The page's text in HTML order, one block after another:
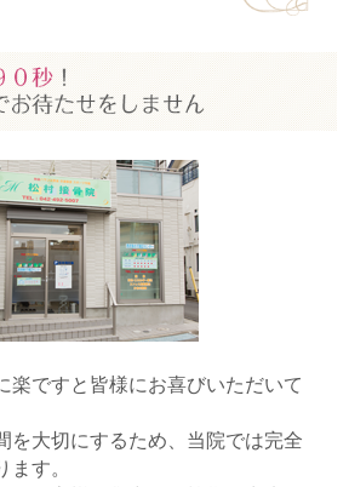
楽ですと皆様にお喜びいただいて
を大切にするため、当院では完全
ます。